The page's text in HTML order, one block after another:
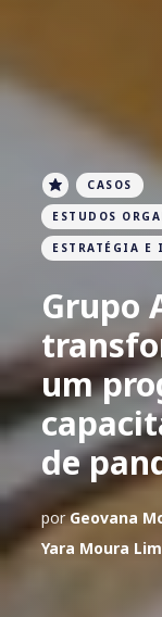
CASOS
ESTUDOS
ESTRATÉGIA E
Grupo
um
de
porGeovana
Yara Moura